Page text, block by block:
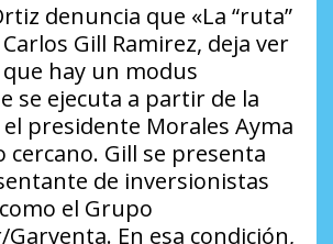
denuncia que «La “ruta”
Gill Ramirez, deja ver
hay un modus
se ejecuta a partir de la
presidente Morales Ayma
Gill se presenta
de inversionistas
el Grupo
En esa condición,